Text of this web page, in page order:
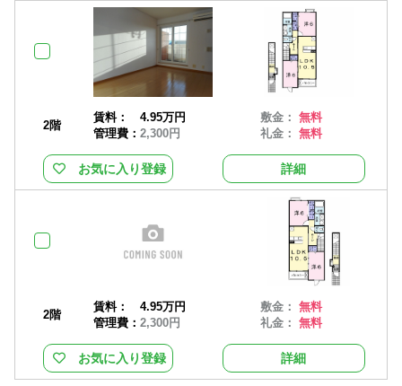
2階
賃料：
4.95万円
管理費： 2,300円
敷金：無料
礼金：無料
お気に入り登録 詳細
2階
賃料：
4.95万円
管理費： 2,300円
敷金：無料
礼金：無料
お気に入り登録 詳細